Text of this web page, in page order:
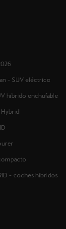
- SUV eléctrico
híbrido enchufable
- coches híbridos